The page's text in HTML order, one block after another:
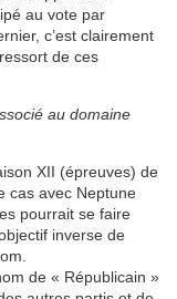
au vote par
c’est clairement
de ces
au domaine
XII (épreuves) de
cas avec Neptune
pourrait se faire
inverse de
de « Républicain »